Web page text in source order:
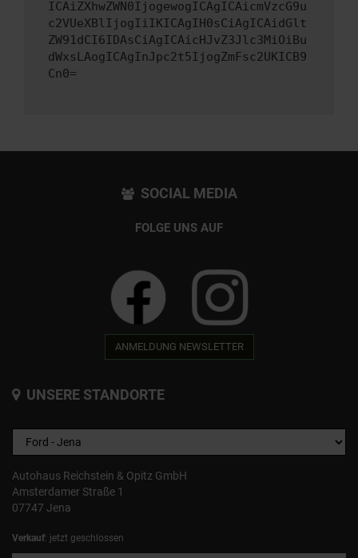
ICAiZXhwZWN0IjogewogICAgICAicmVzcG9u
c2VUeXBlIjogIiIKICAgIH0sCiAgICAidGlt
ZW91dCI6IDAsCiAgICAicHJvZ3Jlc3MiOiBu
dWxsLAogICAgInJpc2t5IjogZmFsc2UKICB9
Cn0=
SOCIAL MEDIA
FOLGE UNS AUF
ANMELDUNG NEWSLETTER
UNSERE STANDORTE
Autohaus Reichstein & Opitz GmbH
Amsterdamer Straße 1
07747 Jena
Verkauf: jetzt geschlossen